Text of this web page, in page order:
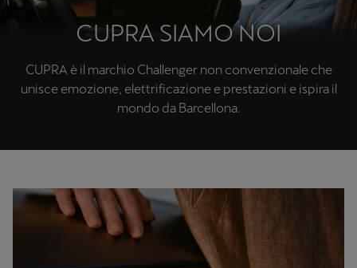
CUPRA SIAMO NOI
CUPRA è il marchio Challenger non convenzionale che
unisce emozione, elettrificazione e prestazioni e ispira il
mondo da Barcellona.